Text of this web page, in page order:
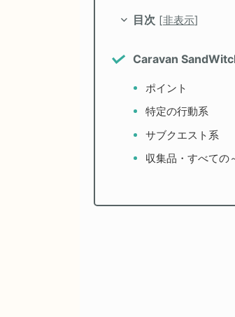
目次 [非表示]
Caravan
ポイント
特定の行動系
サブクエスト系
収集品・すべての